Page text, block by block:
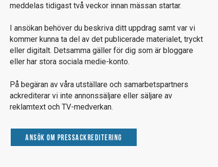
meddelas tidigast två veckor innan mässan startar.
I ansökan behöver du beskriva ditt uppdrag samt var vi
kommer kunna ta del av det publicerade materialet, tryckt
eller digitalt. Detsamma gäller för dig som är bloggare
eller har stora sociala medie-konto.
På begäran av våra utställare och samarbetspartners
ackrediterar vi inte annonssäljare eller säljare av
reklamtext och TV-medverkan.
Ansök om pressackreditering